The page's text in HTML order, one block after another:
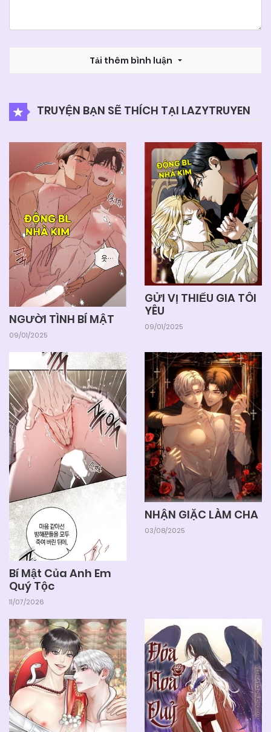
Tải thêm bình luận
TRUYỆN BẠN SẼ THÍCH TẠI LAZYTRUYEN
NGƯỜI TÌNH BÍ MẬT
09/01/2025
GỬI VỊ THIẾU GIA TÔI
YÊU
09/01/2025
Bí Mật Của Anh Em
Quý Tộc
11/07/2026
NHẬN GIẶC LÀM CHA
03/08/2025